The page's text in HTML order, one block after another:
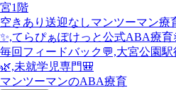
宮1階
空きあり 送迎なしマンツーマン療
✨,てらぴぁぽけっと公式ABA療
毎回フィードバック💬,大宮公園
🌿,未就学児専門🎒
マンツーマンのABA療育